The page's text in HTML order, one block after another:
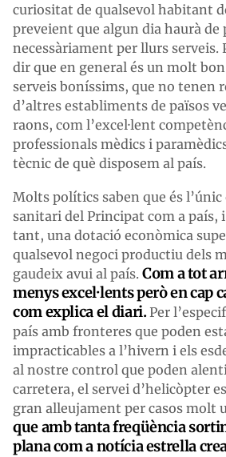
curiositat de qualsevol habitant
preveient que algun dia haurà de
necessàriament per llurs serveis.
dir que en general és un molt
serveis boníssims, que no tenen
d’altres establiments de països
raons, com l’excel·lent
professionals mèdics i
tècnic de què disposem al país.
Molts polítics saben que és
sanitari del Principat com a país, i
tant, una dotació econòmica
qualsevol negoci productiu dels
gaudeix avui al país. Com a tot
menys excel·lents però en cap
com explica el diari.Per
país amb fronteres que poden
impracticables a l’hivern i els
al nostre control que poden
carretera, el servei d’helicòpter
gran alleujament per casos molt
que amb tanta freqüència
plana com a notícia estrella